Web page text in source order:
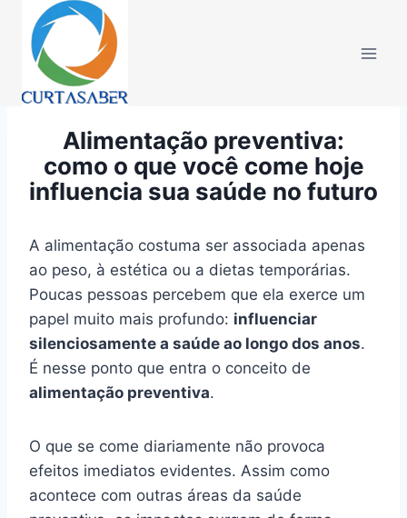
para
Conteúdo
Alimentação preventiva:
como o que você come hoje
influencia sua saúde no futuro
A alimentação costuma ser associada apenas
ao peso, à estética ou a dietas temporárias.
Poucas pessoas percebem que ela exerce um
papel muito mais profundo: influenciar
silenciosamente a saúde ao longo dos anos.
É nesse ponto que entra o conceito de
alimentação preventiva.
O que se come diariamente não provoca
efeitos imediatos evidentes. Assim como
acontece com outras áreas da saúde